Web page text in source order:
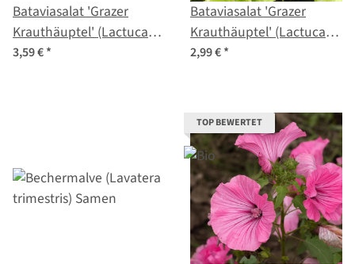
Bataviasalat 'Grazer
Krauthäuptel' (Lactuca
sativa) Bio Saatgut
3,59 €*
Bataviasalat 'Grazer
Krauthäuptel' (Lactuca
sativa) Samen
2,99 €*
TOP BEWERTET